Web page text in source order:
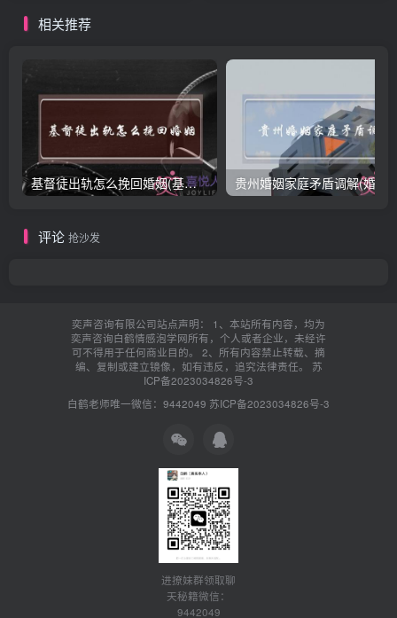
相关推荐
基督徒出轨怎么挽回婚姻(基督徒面对出轨婚姻)
评论 抢沙发
奕声咨询有限公司站点声明： 1、本站所有内容，均为
奕声咨询白鹤情感泡学网所有，个人或者企业，未经许
可不得用于任何商业目的。 2、所有内容禁止转载、摘
编、复制或建立镜像，如有违反，追究法律责任。 苏
ICP备2023034826号-3
白鹤老师唯一微信：9442049 苏ICP备2023034826号-3
进撩妹群领取聊
天秘籍微信：
9442049